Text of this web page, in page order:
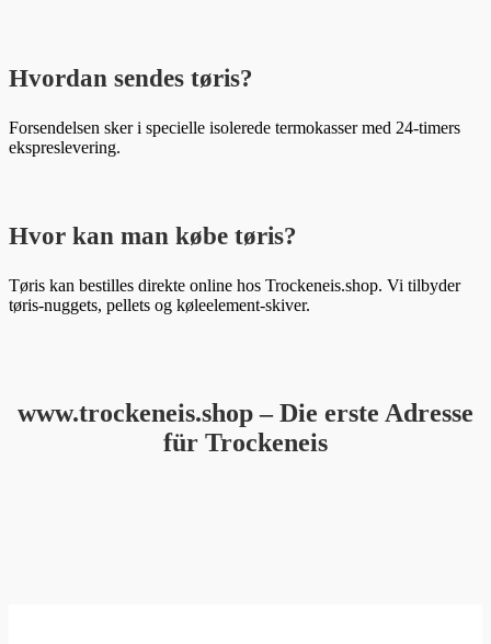
Hvordan sendes tøris?
Forsendelsen sker i specielle isolerede termokasser med 24-timers
ekspreslevering.
Hvor kan man købe tøris?
Tøris kan bestilles direkte online hos Trockeneis.shop. Vi tilbyder
tøris-nuggets, pellets og køleelement-skiver.
www.trockeneis.shop – Die erste Adresse
für Trockeneis